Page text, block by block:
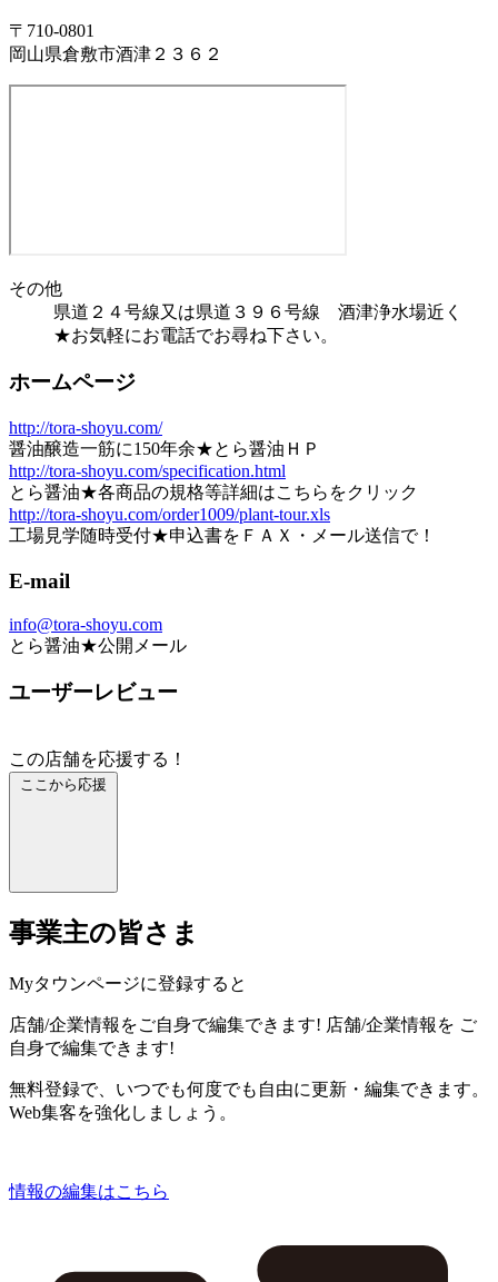
〒710-0801
岡山県倉敷市酒津２３６２
その他
県道２４号線又は県道３９６号線 酒津浄水場近く
★お気軽にお電話でお尋ね下さい。
ホームページ
http://tora-shoyu.com/
醤油醸造一筋に150年余★とら醤油ＨＰ
http://tora-shoyu.com/specification.html
とら醤油★各商品の規格等詳細はこちらをクリック
http://tora-shoyu.com/order1009/plant-tour.xls
工場見学随時受付★申込書をＦＡＸ・メール送信で！
E-mail
info@tora-shoyu.com
とら醤油★公開メール
ユーザーレビュー
この店舗を応援する！
ここから応援
事業主の皆さま
Myタウンページに登録すると
店舗/企業情報をご自身で編集できます! 店舗/企業情報を ご
自身で編集できます!
無料登録で、いつでも何度でも自由に更新・編集できます。
Web集客を強化しましょう。
情報の編集はこちら